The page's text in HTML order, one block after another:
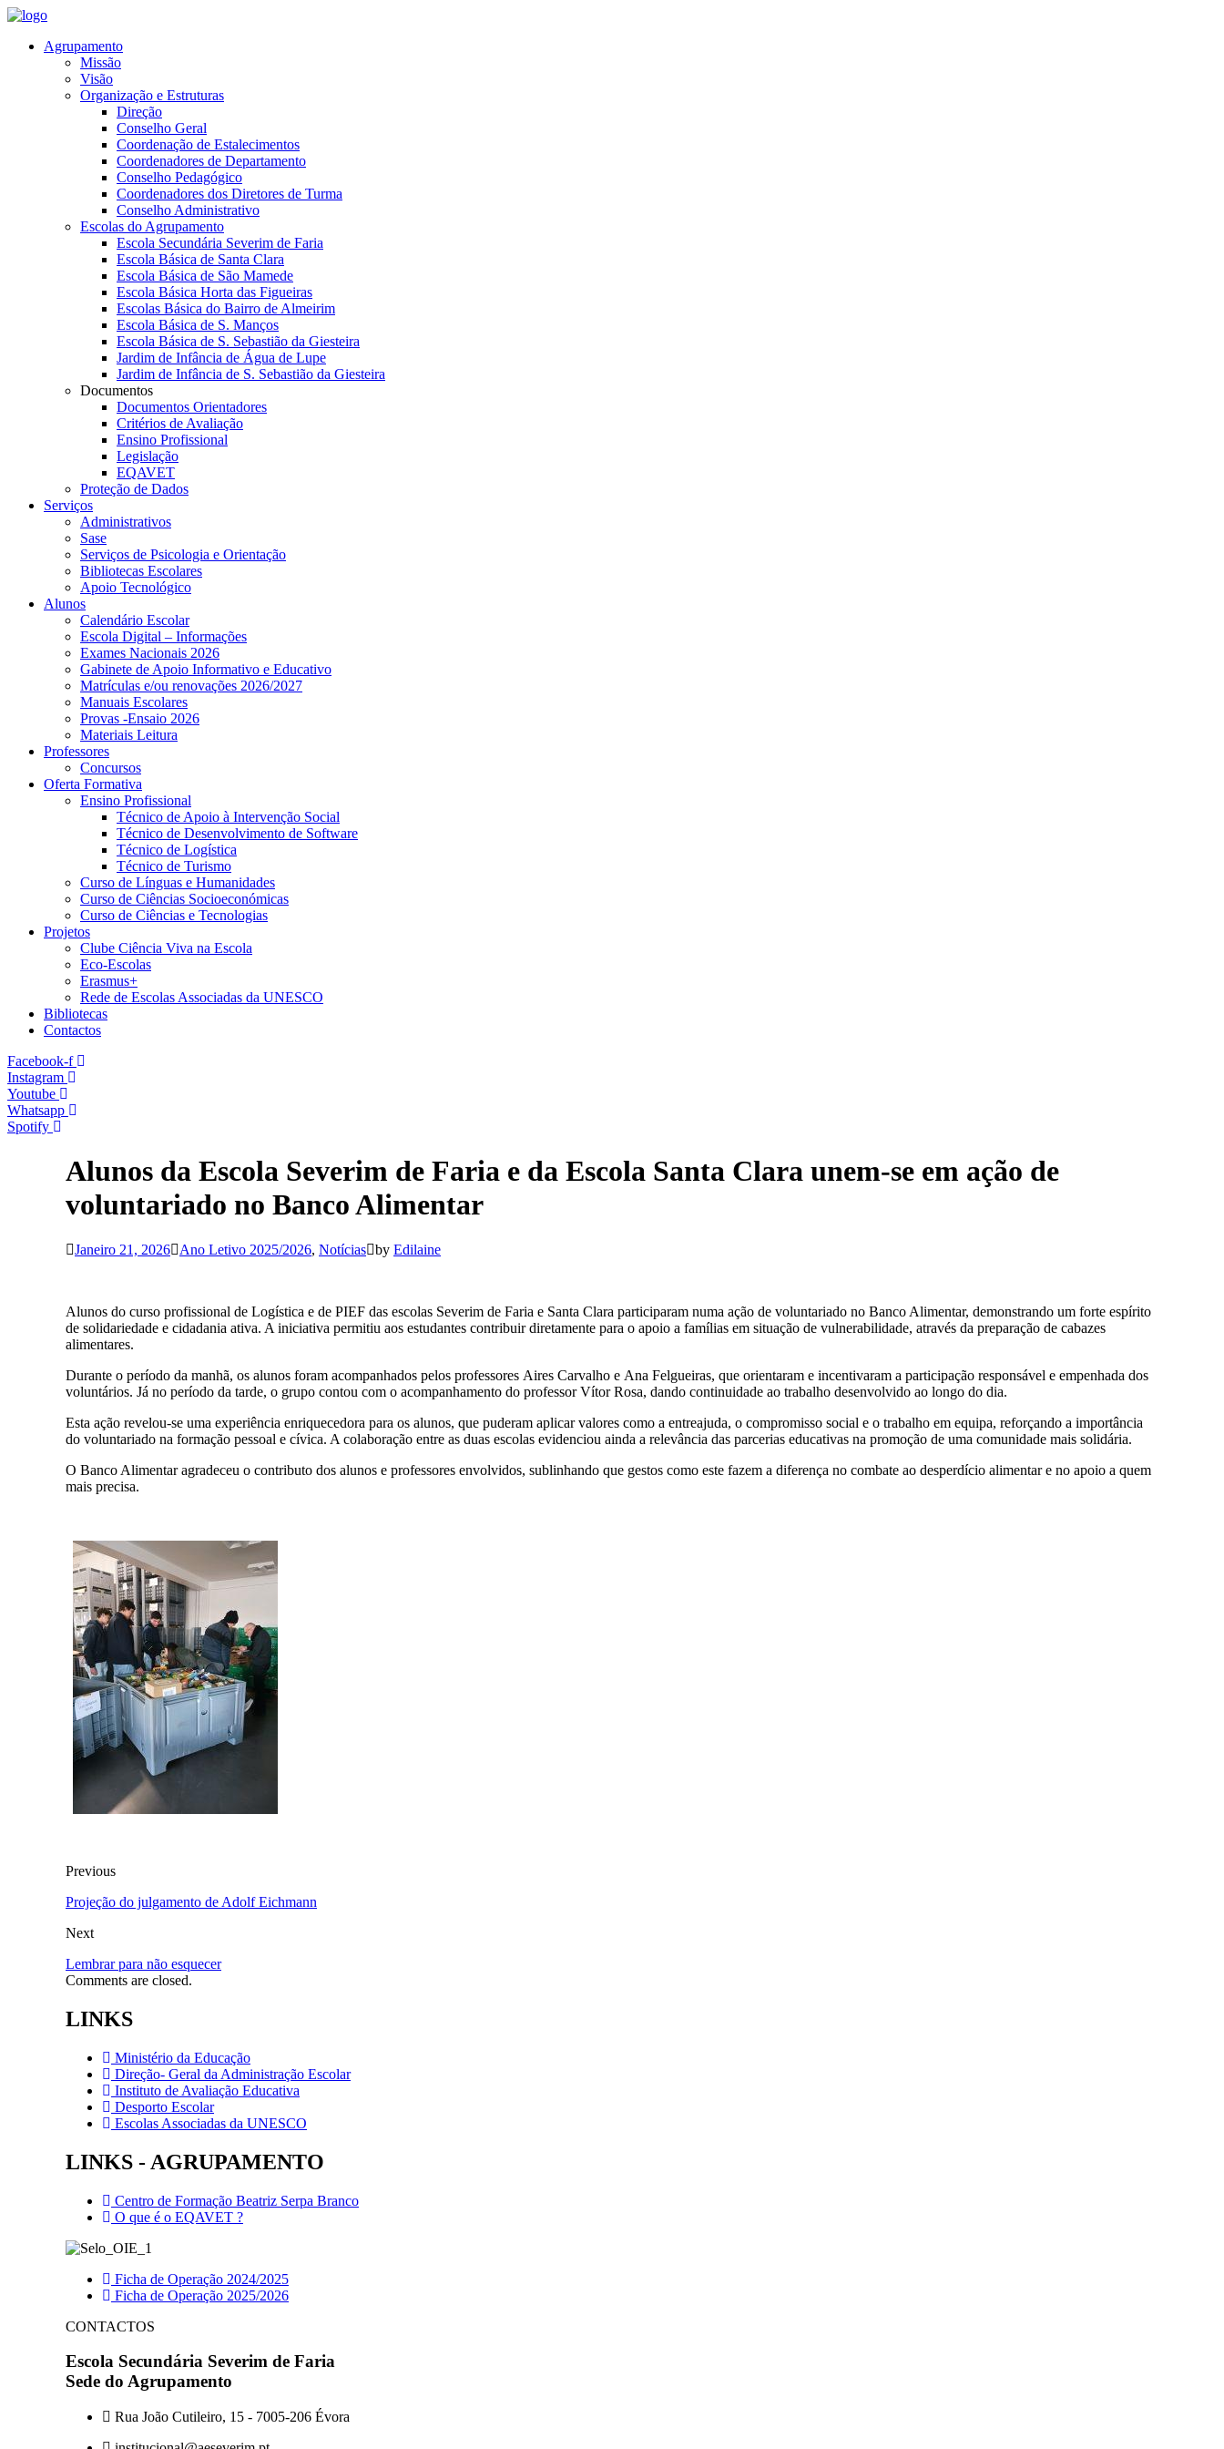
Agrupamento
Missão
Visão
Organização e Estruturas
Direção
Conselho Geral
Coordenação de Estalecimentos
Coordenadores de Departamento
Conselho Pedagógico
Coordenadores dos Diretores de Turma
Conselho Administrativo
Escolas do Agrupamento
Escola Secundária Severim de Faria
Escola Básica de Santa Clara
Escola Básica de São Mamede
Escola Básica Horta das Figueiras
Escolas Básica do Bairro de Almeirim
Escola Básica de S. Manços
Escola Básica de S. Sebastião da Giesteira
Jardim de Infância de Água de Lupe
Jardim de Infância de S. Sebastião da Giesteira
Documentos
Documentos Orientadores
Critérios de Avaliação
Ensino Profissional
Legislação
EQAVET
Proteção de Dados
Serviços
Administrativos
Sase
Serviços de Psicologia e Orientação
Bibliotecas Escolares
Apoio Tecnológico
Alunos
Calendário Escolar
Escola Digital – Informações
Exames Nacionais 2026
Gabinete de Apoio Informativo e Educativo
Matrículas e/ou renovações 2026/2027
Manuais Escolares
Provas -Ensaio 2026
Materiais Leitura
Professores
Concursos
Oferta Formativa
Ensino Profissional
Técnico de Apoio à Intervenção Social
Técnico de Desenvolvimento de Software
Técnico de Logística
Técnico de Turismo
Curso de Línguas e Humanidades
Curso de Ciências Socioeconómicas
Curso de Ciências e Tecnologias
Projetos
Clube Ciência Viva na Escola
Eco-Escolas
Erasmus+
Rede de Escolas Associadas da UNESCO
Bibliotecas
Contactos
Facebook-f
Instagram
Youtube
Whatsapp
Spotify
Alunos da Escola Severim de Faria e da Escola Santa Clara unem-se em ação de
voluntariado no Banco Alimentar
Janeiro 21, 2026 Ano Letivo 2025/2026, Notícias by Edilaine
Alunos do curso profissional de Logística e de PIEF das escolas Severim de Faria e Santa Clara participaram numa ação de voluntariado no Banco Alimentar, demonstrando um forte espírito
de solidariedade e cidadania ativa. A iniciativa permitiu aos estudantes contribuir diretamente para o apoio a famílias em situação de vulnerabilidade, através da preparação de cabazes
alimentares.
Durante o período da manhã, os alunos foram acompanhados pelos professores Aires Carvalho e Ana Felgueiras, que orientaram e incentivaram a participação responsável e empenhada dos
voluntários. Já no período da tarde, o grupo contou com o acompanhamento do professor Vítor Rosa, dando continuidade ao trabalho desenvolvido ao longo do dia.
Esta ação revelou-se uma experiência enriquecedora para os alunos, que puderam aplicar valores como a entreajuda, o compromisso social e o trabalho em equipa, reforçando a importância
do voluntariado na formação pessoal e cívica. A colaboração entre as duas escolas evidenciou ainda a relevância das parcerias educativas na promoção de uma comunidade mais solidária.
O Banco Alimentar agradeceu o contributo dos alunos e professores envolvidos, sublinhando que gestos como este fazem a diferença no combate ao desperdício alimentar e no apoio a quem
mais precisa.
Previous
Projeção do julgamento de Adolf Eichmann
Next
Lembrar para não esquecer
Comments are closed.
LINKS
Ministério da Educação
Direção- Geral da Administração Escolar
Instituto de Avaliação Educativa
Desporto Escolar
Escolas Associadas da UNESCO
LINKS - AGRUPAMENTO
Centro de Formação Beatriz Serpa Branco
O que é o EQAVET ?
Ficha de Operação 2024/2025
Ficha de Operação 2025/2026
CONTACTOS
Escola Secundária Severim de Faria
Sede do Agrupamento
Rua João Cutileiro, 15 - 7005-206 Évora